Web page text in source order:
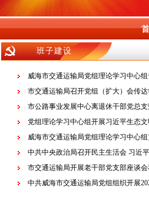
班子建设
威海市交通运输局党组理论学习中心
市交通运输局召开党组（扩大）会传
市公路事业发展中心离退休干部党总
党组理论学习中心组开展习近平生态文
威海市交通运输局党组理论学习中心
中共中央政治局召开民主生活会 习近
市交通运输局开展老干部党支部座谈
中共威海市交通运输局党组组织开展